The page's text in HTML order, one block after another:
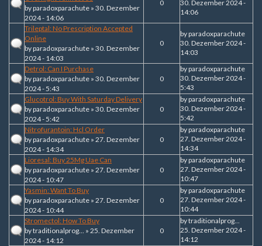
byparadoxparachute » 30. Dezember
2024 - 14:06
0
30. Dezember 2024 -
14:06
Trileptal: No Prescription Accepted
Online
byparadoxparachute » 30. Dezember
2024 - 14:03
0
byparadoxparachute
30. Dezember 2024 -
14:03
Detrol: Can I Purchase
byparadoxparachute » 30. Dezember
2024 - 5:43
0
byparadoxparachute
30. Dezember 2024 -
5:43
Glucotrol: Buy With Saturday Delivery
byparadoxparachute » 30. Dezember
2024 - 5:42
0
byparadoxparachute
30. Dezember 2024 -
5:42
Nitrofurantoin: Hcl Order
byparadoxparachute » 27. Dezember
2024 - 14:34
0
byparadoxparachute
27. Dezember 2024 -
14:34
Lioresal: Buy 25Mg Uae Can
byparadoxparachute » 27. Dezember
2024 - 10:47
0
byparadoxparachute
27. Dezember 2024 -
10:47
Yasmin: Want To Buy
byparadoxparachute » 27. Dezember
2024 - 10:44
0
byparadoxparachute
27. Dezember 2024 -
10:44
Stromectol: How To Buy
bytraditionalprog... » 25. Dezember
2024 - 14:12
0
bytraditionalprog...
25. Dezember 2024 -
14:12